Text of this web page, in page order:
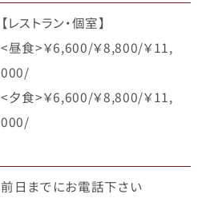
【レストラン・個室】
<昼食>￥6,600/￥8,800/￥11,
000/
<夕食>￥6,600/￥8,800/￥11,
000/
前日までにお電話下さい